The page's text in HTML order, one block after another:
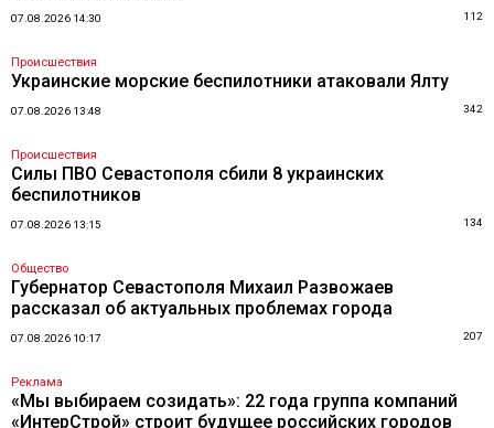
07.08.2026 14:30 112
Происшествия
Украинские морские беспилотники атаковали Ялту
07.08.2026 13:48 342
Происшествия
Силы ПВО Севастополя сбили 8 украинских
беспилотников
07.08.2026 13:15 134
Общество
Губернатор Севастополя Михаил Развожаев
рассказал об актуальных проблемах города
07.08.2026 10:17 207
Реклама
«Мы выбираем созидать»: 22 года группа компаний
«ИнтерСтрой» строит будущее российских городов